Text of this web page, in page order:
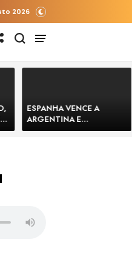
2026
ESPANHA VENCE A
ARGENTINA E
CONQUISTA A COPA DO